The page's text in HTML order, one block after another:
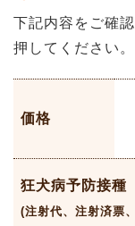
下記内容をご確
押してください。
価格
狂犬病予防接種
(注射代、注射済票